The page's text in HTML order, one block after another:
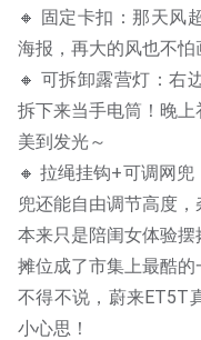
🔸 固定卡扣：那天风
海报，再大的风也不怕
🔸 可拆卸露营灯：右
拆下来当手电筒！晚
美到发光～
🔸 拉绳挂钩+可调网
兜还能自由调节高度
本来只是陪闺女体验
摊位成了市集上最酷的
不得不说，蔚来ET5T
小心思！